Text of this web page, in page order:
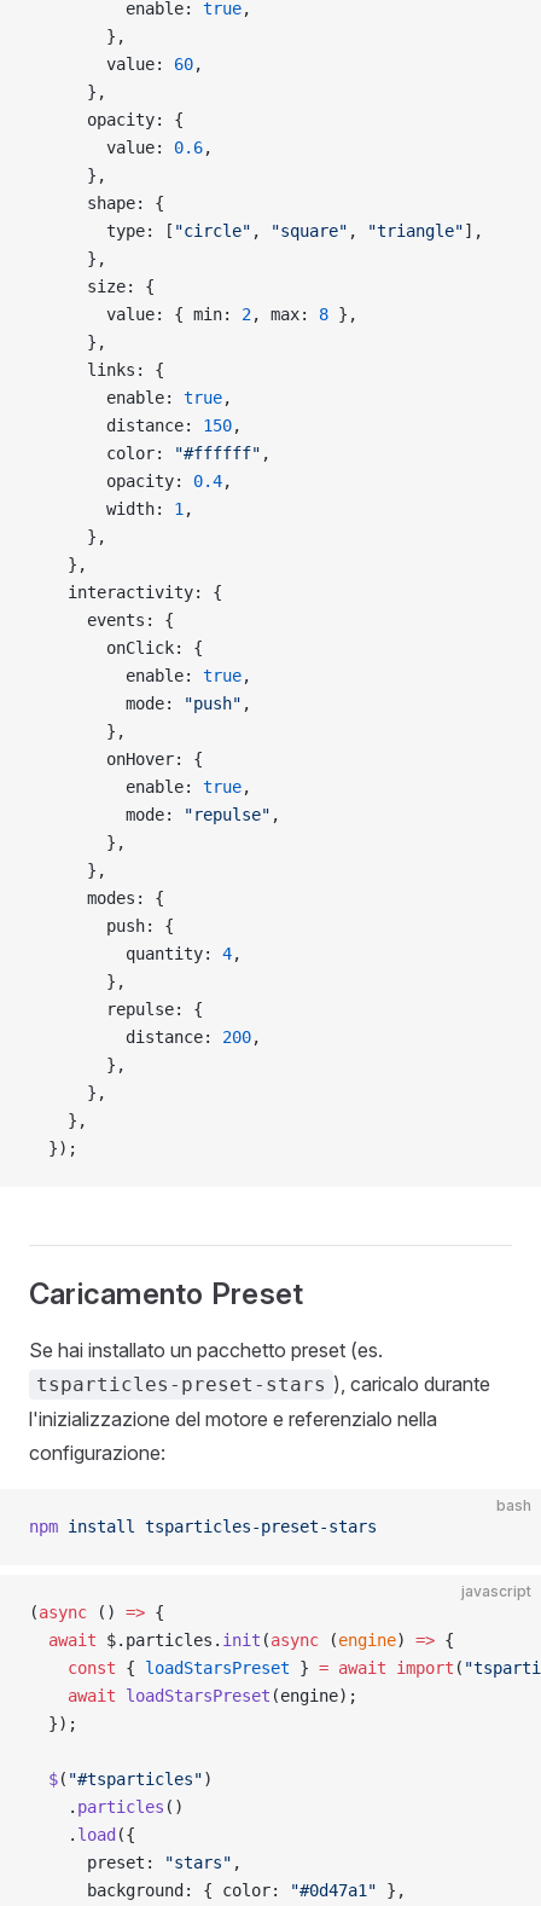
          enable:
true,
        },
        value:
60,
      },
      opacity: {
        value:
0.6,
      },
      shape: {
        type: [
"circle" , "square" , "triangle"],
      },
      size: {
        value: { min:
2, max: 8 },
      },
      links: {
        enable:
true,
        distance:
150,
        color:
"#ffffff" ,
        opacity:
0.4,
        width:
1 ,
      },
    },
    interactivity: {
      events: {
        onClick: {
          enable:
true,
          mode:
"push" ,
        },
        onHover: {
          enable:
true,
          mode:
"repulse" ,
        },
      },
      modes: {
        push: {
          quantity:
4,
        },
        repulse: {
          distance:
200,
        },
      },
    },
  });
Caricamento Preset
Se hai installato un pacchetto preset (es.
tsparticles-preset-stars ), caricalo durante
l'inizializzazione del motore e referenzialo nella
configurazione:
bash
npm install tsparticles-preset-stars
javascript
(async () => {
  await
$.particles. init (async (engine) => {
    const
{ loadStarsPreset } = await import (
    await
loadStarsPreset (engine);
  });
  $
( "#tsparticles")
    .
particles ()
    .
load ({
      preset:
"stars" ,
      background: { color:
"#0d47a1" },